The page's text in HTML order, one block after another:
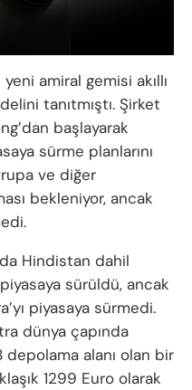
amiral gemisi akıllı
tanıtmıştı. Şirket
başlayarak
sürme planlarını
ve diğer
bekleniyor, ancak
Hindistan dahil
sürüldü, ancak
piyasaya sürmedi.
dünya çapında
depolama alanı olan bir
1299 Euro olarak